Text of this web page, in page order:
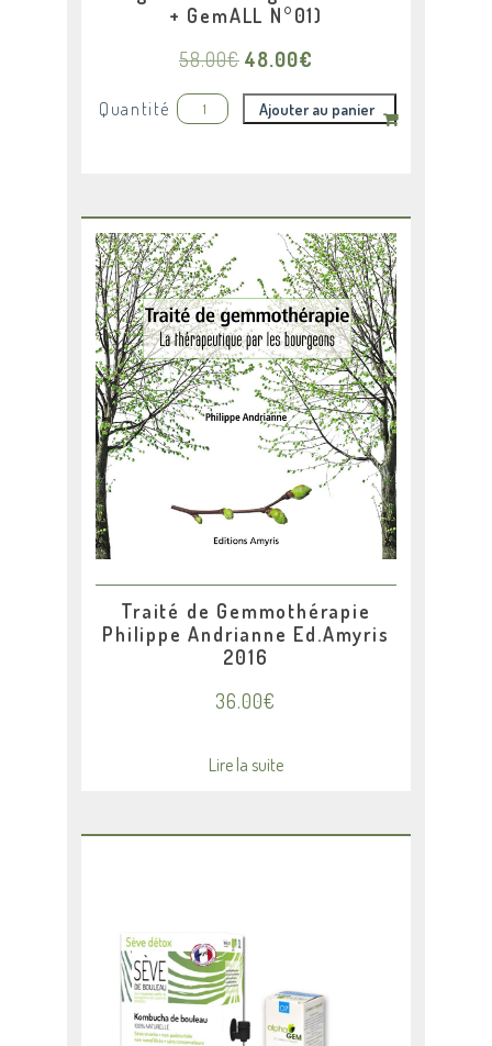
+ GemALL N°01)
58.00€ Le
initial
était :
48.00€
actuel
est :
Quantité Ajouter au panier
Traité de Gemmothérapie
Philippe Andrianne Ed.Amyris
2016
36.00€
Lire la suite